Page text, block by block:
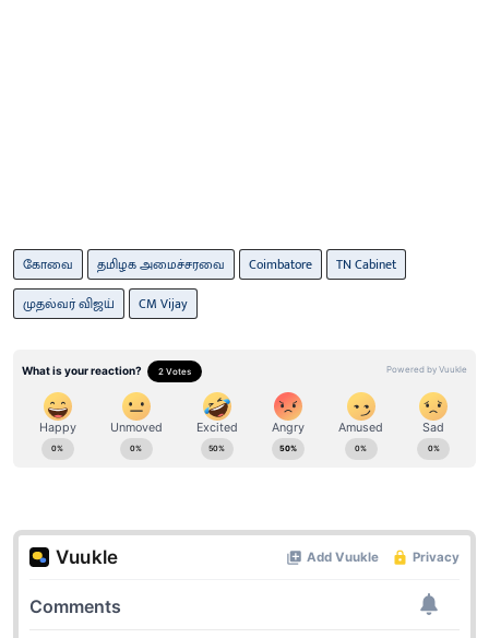
கோவை தமிழக அமைச்சரவை Coimbatore
TN Cabinet
முதல்வர் விஜய்
CM Vijay